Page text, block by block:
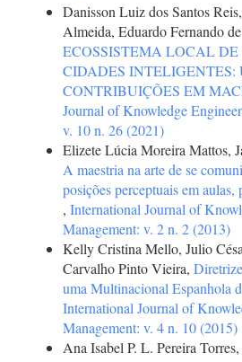
Danisson Luiz dos Santos
Almeida, Eduardo Fernando
ECOSSISTEMA LOCAL
CIDADES
CONTRIBUIÇÕES EM
Journal of Knowledge
v. 10 n. 26 (2021)
Elizete Lúcia Moreira Mattos,
A maestria na arte de se
posições perceptuais em aulas,
, International Journal of
Management: v. 2 n. 2 (2013)
Kelly Cristina Mello, Julio
Carvalho Pinto Vieira,
uma Multinacional Espanhola
International Journal of
Management: v. 4 n. 10 (2015)
Ana Isabel P. L. Pereira